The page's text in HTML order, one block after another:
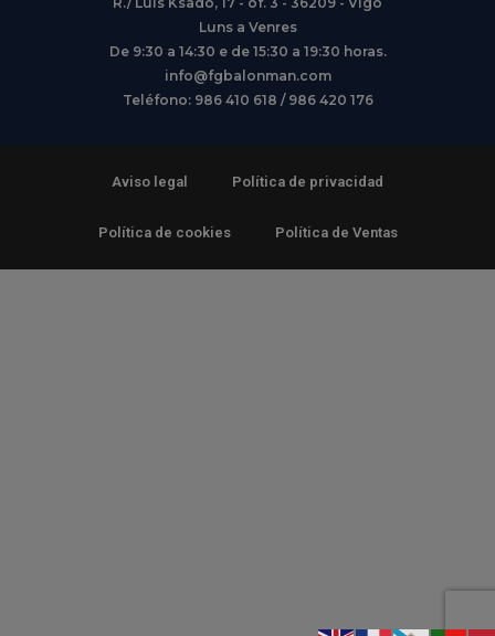
Luns a Venres
De 9:30 a 14:30 e de 15:30 a 19:30 horas.
info@fgbalonman.com
Teléfono: 986 410 618 / 986 420 176
Aviso legal Política de privacidad
Política de cookies Política de Ventas